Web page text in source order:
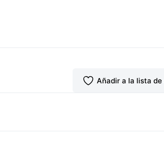
Añadir a la lista de